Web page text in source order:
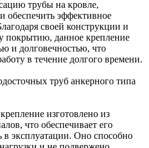
трубы на кровле,
обеспечить эффективное
своей конструкции и
покрытию, данное крепление
и долговечностью, что
в течение долгого времени.
труб анкерного типа
изготовлено из
что обеспечивает его
в эксплуатации. Оно способно